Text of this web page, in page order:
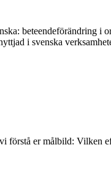
beteendeförändring i
i svenska
förstå er målbild: